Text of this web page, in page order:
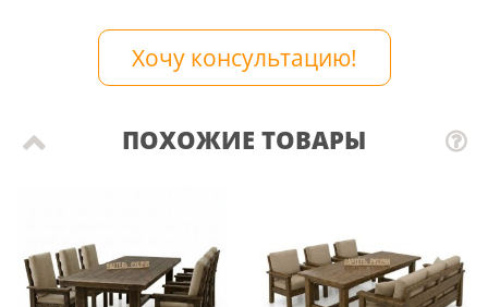
Хочу консультацию!
ПОХОЖИЕ ТОВАРЫ